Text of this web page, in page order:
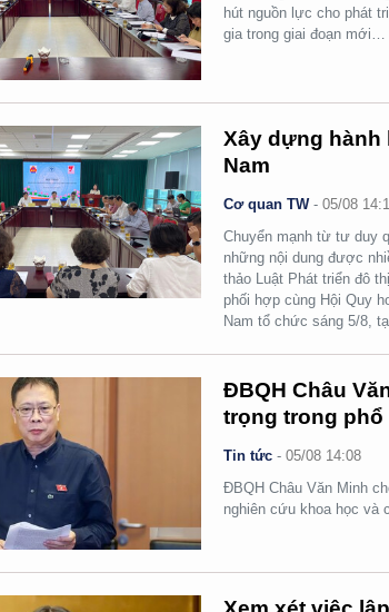
hút nguồn lực cho phát
gia trong giai đoạn mới…
Xây dựng hành
Nam
Cơ quan TW-05/08
Chuyển mạnh từ tư duy
những nội dung được
thảo Luật Phát triển đô
phối hợp cùng Hội Quy
Nam tổ chức sáng 5/8,
ĐBQH Châu
trọng trong
Tin tức -05/08 14:08
ĐBQH Châu Văn Minh
nghiên cứu khoa học và